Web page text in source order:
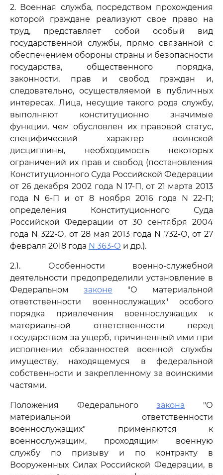
2. Военная служба, посредством прохождения
которой граждане реализуют свое право на
труд, представляет собой особый вид
государственной службы, прямо связанной с
обеспечением обороны страны и безопасности
государства, общественного порядка,
законности, прав и свобод граждан и,
следовательно, осуществляемой в публичных
интересах. Лица, несущие такого рода службу,
выполняют конституционно значимые
функции, чем обусловлен их правовой статус,
специфический характер воинской
дисциплины, необходимость некоторых
ограничений их прав и свобод (постановления
Конституционного Суда Российской Федерации
от 26 декабря 2002 года N 17-П, от 21 марта 2013
года N 6-П и от 8 ноября 2016 года N 22-П;
определения Конституционного Суда
Российской Федерации от 30 сентября 2004
года N 322-О, от 28 мая 2013 года N 732-О, от 27
февраля 2018 года N 363-О и др.).
2.1. Особенности военно-служебной
деятельности предопределили установление в
Федеральном законе "О материальной
ответственности военнослужащих" особого
порядка привлечения военнослужащих к
материальной ответственности перед
государством за ущерб, причиненный ими при
исполнении обязанностей военной службы
имуществу, находящемуся в федеральной
собственности и закрепленному за воинскими
частями.
Положения Федеральногозакона "О
материальной ответственности
военнослужащих" применяются к
военнослужащим, проходящим военную
службу по призыву и по контракту в
Вооруженных Силах Российской Федерации, в